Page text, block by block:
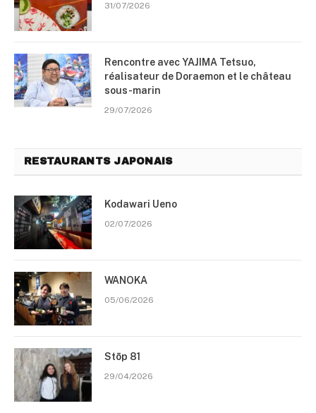
31/07/2026
Rencontre avec YAJIMA Tetsuo,
réalisateur de Doraemon et le château
sous-marin
29/07/2026
RESTAURANTS JAPONAIS
Kodawari Ueno
02/07/2026
WANOKA
05/06/2026
Stōp 81
29/04/2026